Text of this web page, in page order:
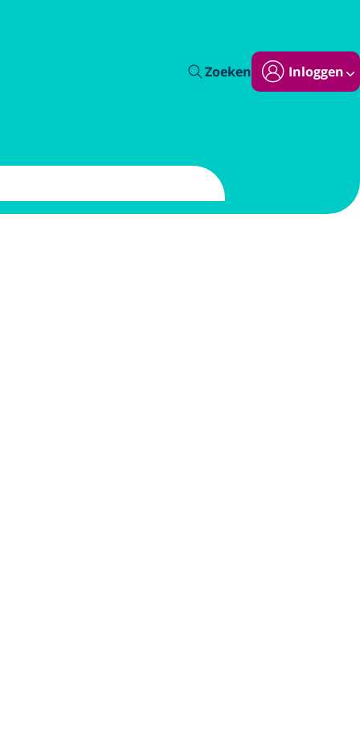
Zoeken Inloggen